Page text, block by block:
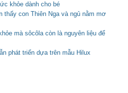
khỏe dành cho bé
thấy con Thiên Nga và ngủ nằm mơ
mà sôcôla còn là nguyên liệu để
phát triển dựa trên mẫu Hilux